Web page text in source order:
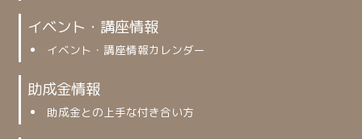
イベント・講座情報
イベント・講座情報カレンダー
助成金情報
助成金との上手な付き合い方